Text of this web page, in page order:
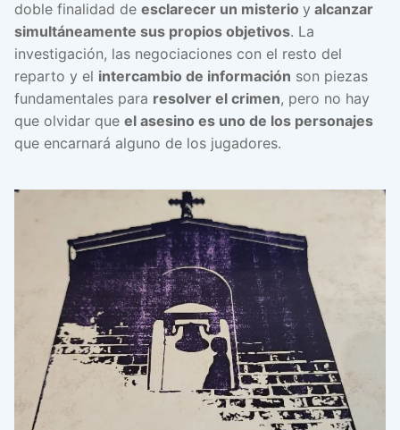
doble finalidad de esclarecer un misterio y alcanzar
simultáneamente sus propios objetivos. La
investigación, las negociaciones con el resto del
reparto y el intercambio de información son piezas
fundamentales para resolver el crimen, pero no hay
que olvidar que el asesino es uno de los personajes
que encarnará alguno de los jugadores.